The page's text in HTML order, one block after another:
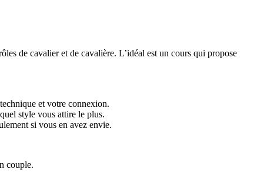
de cavalier et de cavalière. L’idéal est un cours qui propose
et votre connexion.
style vous attire le plus.
si vous en avez envie.
couple.